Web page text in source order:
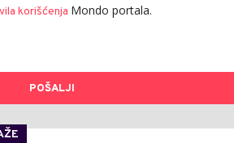
korišćenja Mondo portala.
POŠALJI